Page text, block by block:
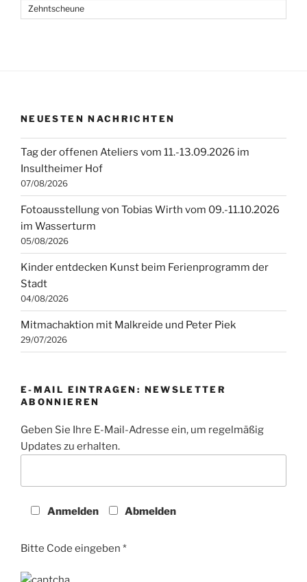
Zehntscheune
NEUESTEN NACHRICHTEN
Tag der offenen Ateliers vom 11.-13.09.2026 im
Insultheimer Hof
07/08/2026
Fotoausstellung von Tobias Wirth vom 09.-11.10.2026
im Wasserturm
05/08/2026
Kinder entdecken Kunst beim Ferienprogramm der
Stadt
04/08/2026
Mitmachaktion mit Malkreide und Peter Piek
29/07/2026
E-MAIL EINTRAGEN: NEWSLETTER
ABONNIEREN
Geben Sie Ihre E-Mail-Adresse ein, um regelmäßig
Updates zu erhalten.
Anmelden Abmelden
Bitte Code eingeben *